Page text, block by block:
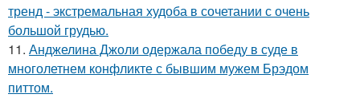
тренд - экстремальная худоба в сочетании с очень
большой грудью.
11. Анджелина Джоли одержала победу в суде в
многолетнем конфликте с бывшим мужем Брэдом
питтом.